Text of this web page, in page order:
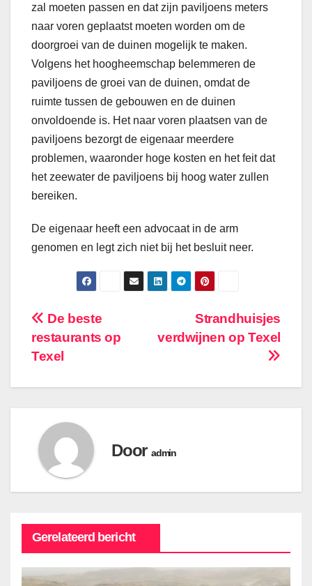
zal moeten passen en dat zijn paviljoens meters
naar voren geplaatst moeten worden om de
doorgroei van de duinen mogelijk te maken.
Volgens het hoogheemschap belemmeren de
paviljoens de groei van de duinen, omdat de
ruimte tussen de gebouwen en de duinen
onvoldoende is. Het naar voren plaatsen van de
paviljoens bezorgt de eigenaar meerdere
problemen, waaronder hoge kosten en het feit dat
het zeewater de paviljoens bij hoog water zullen
bereiken.
De eigenaar heeft een advocaat in de arm
genomen en legt zich niet bij het besluit neer.
Bericht
navigatie
Strandhuisjes
verdwijnen op Texel
De beste
restaurants op
Texel
Door admin
Gerelateerd bericht